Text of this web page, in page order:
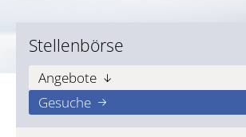
Stellenbörse
Angebote
Gesuche